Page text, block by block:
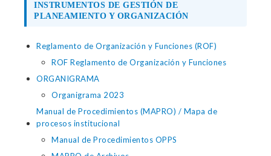
INSTRUMENTOS DE GESTIÓN DE
PLANEAMIENTO Y ORGANIZACIÓN
Reglamento de Organización y Funciones (ROF)
ROF Reglamento de Organización y Funciones
ORGANIGRAMA
Organigrama 2023
Manual de Procedimientos (MAPRO) / Mapa de
procesos institucional
Manual de Procedimientos OPPS